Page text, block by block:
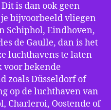
is dan ook geen
bijvoorbeeld vliegen
Schiphol, Eindhoven,
de Gaulle, dan is het
luchthavens te laten
voor bekende
zoals Düsseldorf of
op de luchthaven van
Charleroi, Oostende of